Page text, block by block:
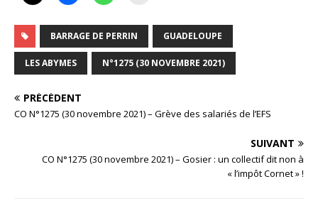
BARRAGE DE PERRIN GUADELOUPE
LES ABYMES N°1275 (30 NOVEMBRE 2021)
PRÉCÉDENT
CO N°1275 (30 novembre 2021) – Grève des salariés de l’EFS
SUIVANT
CO N°1275 (30 novembre 2021) – Gosier : un collectif dit non à
« l’impôt Cornet » !